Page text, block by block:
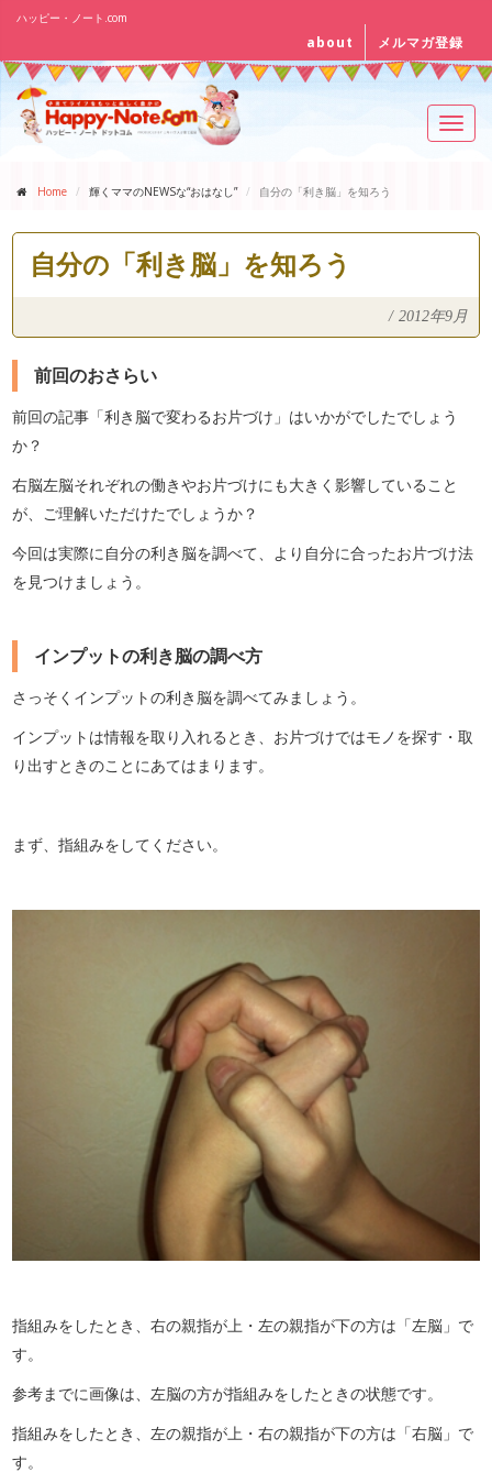
ハッピー・ノート.com
about メルマガ登録
Home 輝くママのNEWSな“おはなし” 自分の「利き脳」を知ろう
自分の「利き脳」を知ろう
/ 2012年9月
前回のおさらい
前回の記事「利き脳で変わるお片づけ」はいかがでしたでしょう
か？
右脳左脳それぞれの働きやお片づけにも大きく影響していること
が、ご理解いただけたでしょうか？
今回は実際に自分の利き脳を調べて、より自分に合ったお片づけ法
を見つけましょう。
インプットの利き脳の調べ方
さっそくインプットの利き脳を調べてみましょう。
インプットは情報を取り入れるとき、お片づけではモノを探す・取
り出すときのことにあてはまります。
まず、指組みをしてください。
指組みをしたとき、右の親指が上・左の親指が下の方は「左脳」で
す。
参考までに画像は、左脳の方が指組みをしたときの状態です。
指組みをしたとき、左の親指が上・右の親指が下の方は「右脳」で
す。